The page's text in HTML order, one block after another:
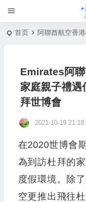
首页 阿聯酋航空香
Emirates阿
家庭親子禮遇
拜世博會
2021-10-19
在2020世博會
為到訪杜拜的
度假環境。除
空更推出飛往